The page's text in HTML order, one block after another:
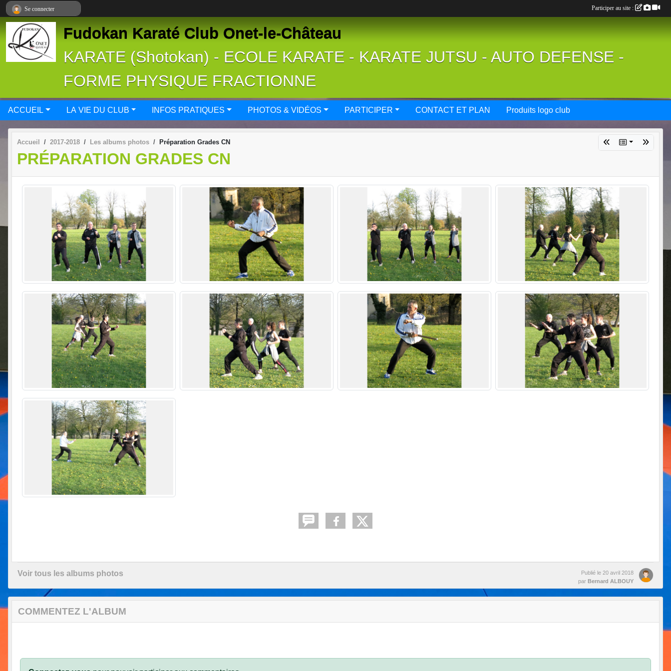
Fudokan Karaté Club Onet-le-Château
KARATE (Shotokan) - ECOLE KARATE - KARATE JUTSU - AUTO DEFENSE -
FORME PHYSIQUE FRACTIONNE
ACCUEIL LA VIE DU CLUB INFOS PRATIQUES PHOTOS & VIDÉOS PARTICIPER CONTACT ET PLAN Produits logo club
Accueil 2017-2018 Les albums photos Préparation Grades CN
PRÉPARATION GRADES CN
Voir tous les albums photos Publié le 20 avril 2018
par Bernard ALBOUY
COMMENTEZ L'ALBUM
Se connecter Participer au site :
Panneau de gestion des cookies